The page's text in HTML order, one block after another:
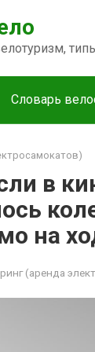
Словарь
в
на
(аренда